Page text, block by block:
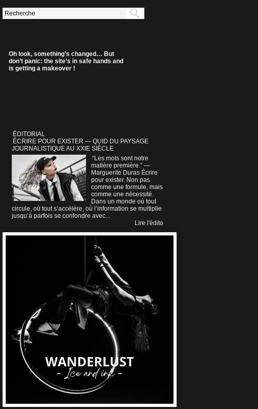
Oh look, something’s changed… But
don’t panic: the site’s in safe hands and
is getting a makeover !
ÉDITORIAL
ÉCRIRE POUR EXISTER — QUID DU PAYSAGE
JOURNALISTIQUE AU XXIE SIÈCLE
“Les mots sont notre
matière première.” —
Marguerite Duras Écrire
pour exister. Non pas
comme une formule, mais
comme une nécessité.
Dans un monde où tout
circule, où tout s’accélère, où l’information se multiplie
jusqu’à parfois se confondre avec...
Lire l'édito